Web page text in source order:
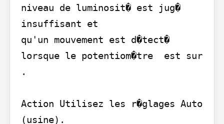
niveau de luminosit� est jug�
insuffisant et
qu'un mouvement est d�tect�
lorsque le potentiom�tre  est sur
.
Action Utilisez les r�glages Auto
(usine).